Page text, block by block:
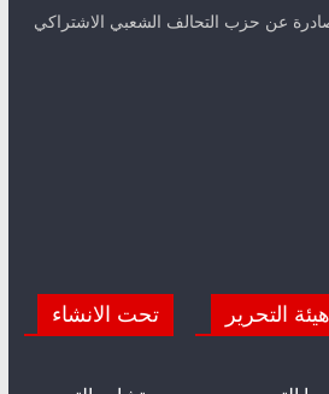
عن حزب التحالف الشعبي الاشتراكي
هيئة التحرير تحت الانشاء